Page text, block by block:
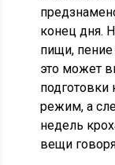
конец дня.
пищи, пение
это может
подготовки
режим, а
недель
вещи